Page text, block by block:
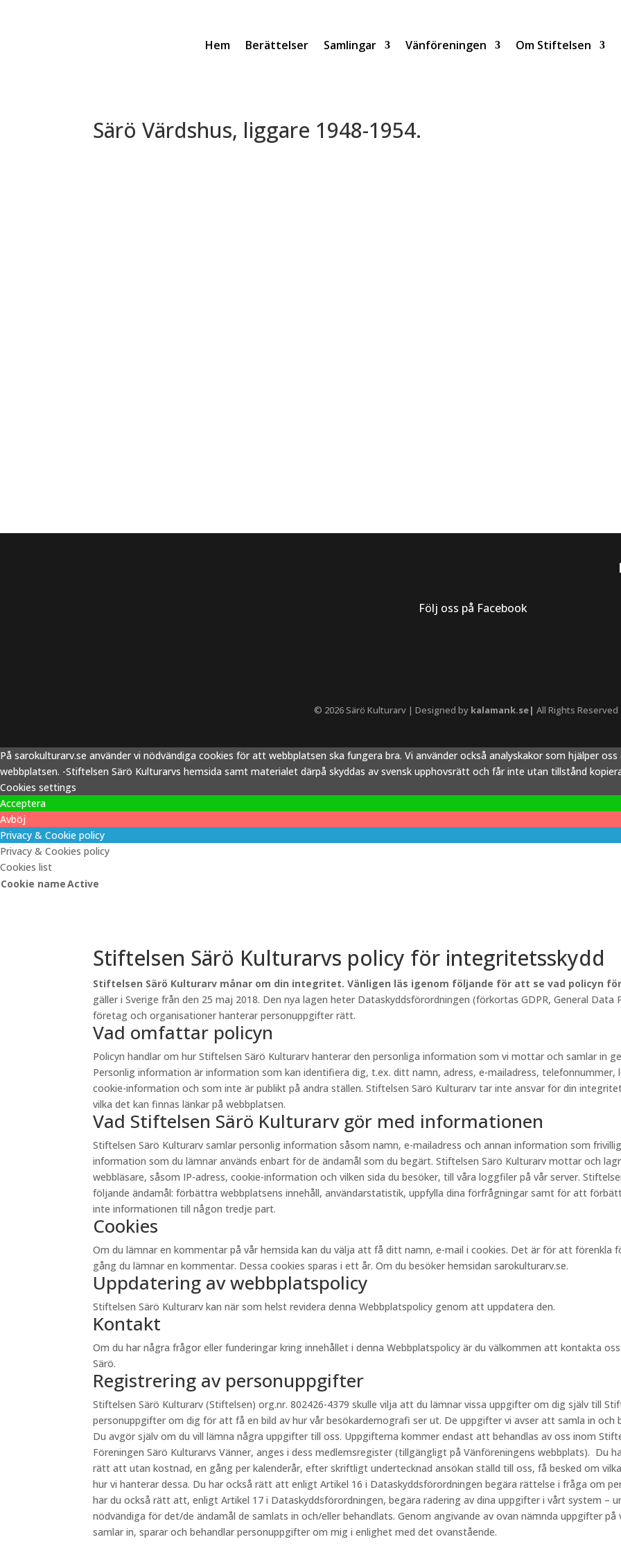
Hem Berättelser Samlingar Vänföreningen Om Stiftelsen
Särö Värdshus, liggare 1948-1954.
Följ oss på Facebook
© 2026 Särö Kulturarv | Designed by kalamank.se| All Rights Reserved
På sarokulturarv.se använder vi nödvändiga cookies för att webbplatsen ska fungera bra. Vi använder också analyskakor som hjälper
webbplatsen. -Stiftelsen Särö Kulturarvs hemsida samt materialet därpå skyddas av svensk upphovsrätt och får inte utan tillstånd
Cookies settings
Acceptera
Avböj
Privacy & Cookie policy
Privacy & Cookies policy
Cookies list
Cookie nameActive
Stiftelsen Särö Kulturarvs policy för integritetsskydd
Stiftelsen Särö Kulturarv månar om din integritet. Vänligen läs igenom följande för att se vad policyn
gäller i Sverige från den 25 maj 2018. Den nya lagen heter Dataskyddsförordningen (förkortas GDPR, General
företag och organisationer hanterar personuppgifter rätt.
Vad omfattar policyn
Policyn handlar om hur Stiftelsen Särö Kulturarv hanterar den personliga information som vi mottar och samlar in
Personlig information är information som kan identifiera dig, t.ex. ditt namn, adress, e-mailadress, telefonnummer,
cookie-information och som inte är publikt på andra ställen. Stiftelsen Särö Kulturarv tar inte ansvar för din
vilka det kan finnas länkar på webbplatsen.
Vad Stiftelsen Särö Kulturarv gör med informationen
Stiftelsen Särö Kulturarv samlar personlig information såsom namn, e-mailadress och annan information som
information som du lämnar används enbart för de ändamål som du begärt. Stiftelsen Särö Kulturarv mottar och
webbläsare, såsom IP-adress, cookie-information och vilken sida du besöker, till våra loggfiler på vår server.
följande ändamål: förbättra webbplatsens innehåll, användarstatistik, uppfylla dina förfrågningar samt för att
inte informationen till någon tredje part.
Cookies
Om du lämnar en kommentar på vår hemsida kan du välja att få ditt namn, e-mail i cookies. Det är för att förenkla
gång du lämnar en kommentar. Dessa cookies sparas i ett år. Om du besöker hemsidan sarokulturarv.se.
Uppdatering av webbplatspolicy
Stiftelsen Särö Kulturarv kan när som helst revidera denna Webbplatspolicy genom att uppdatera den.
Kontakt
Om du har några frågor eller funderingar kring innehållet i denna Webbplatspolicy är du välkommen att kontakta
Särö.
Registrering av personuppgifter
Stiftelsen Särö Kulturarv (Stiftelsen) org.nr. 802426-4379 skulle vilja att du lämnar vissa uppgifter om dig själv till
personuppgifter om dig för att få en bild av hur vår besökardemografi ser ut. De uppgifter vi avser att samla in och
Du avgör själv om du vill lämna några uppgifter till oss. Uppgifterna kommer endast att behandlas av oss inom
Föreningen Särö Kulturarvs Vänner, anges i dess medlemsregister (tillgängligt på Vänföreningens webbplats). Du
rätt att utan kostnad, en gång per kalenderår, efter skriftligt undertecknad ansökan ställd till oss, få besked om
hur vi hanterar dessa. Du har också rätt att enligt Artikel 16 i Dataskyddsförordningen begära rättelse i fråga om
har du också rätt att, enligt Artikel 17 i Dataskyddsförordningen, begära radering av dina uppgifter i vårt system
nödvändiga för det/de ändamål de samlats in och/eller behandlats. Genom angivande av ovan nämnda uppgifter
samlar in, sparar och behandlar personuppgifter om mig i enlighet med det ovanstående.